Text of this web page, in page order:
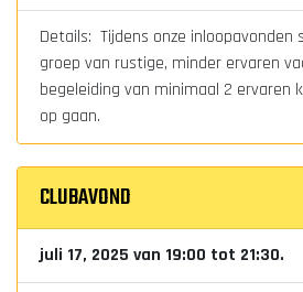
Details: Tijdens onze inloopavonden
groep van rustige, minder ervaren
begeleiding van minimaal 2 ervaren
op gaan.
CLUBAVOND
juli 17, 2025 van 19:00 tot 21:30.